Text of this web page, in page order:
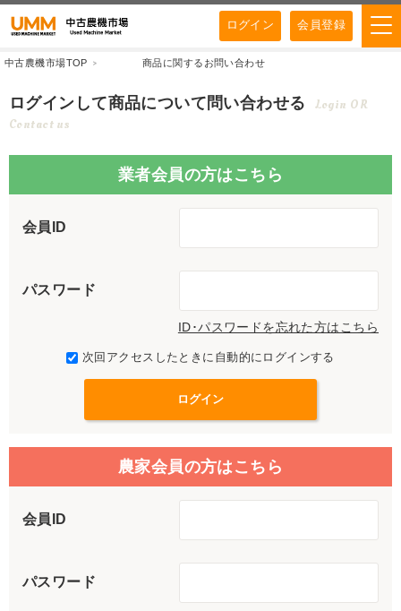
ログイン 会員登録
中古農機市場TOP 商品に関するお問い合わせ
ログインして商品について問い合わせる
Login OR
Contact us
業者会員の方はこちら
会員ID
パスワード
ID･パスワードを忘れた方はこちら
次回アクセスしたときに自動的にログインする
農家会員の方はこちら
会員ID
パスワード